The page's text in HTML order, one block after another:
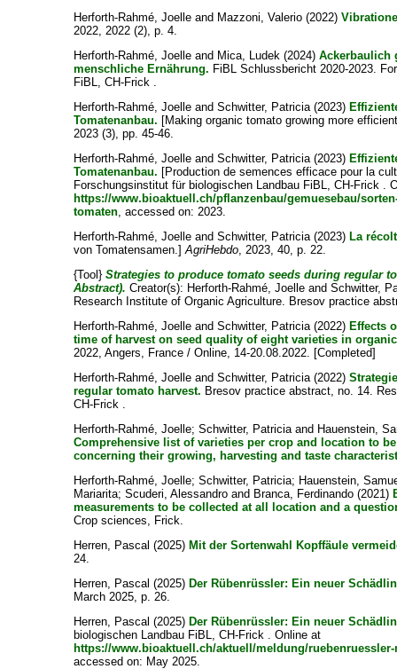
Herforth-Rahmé, Joelle and Mazzoni, Valerio (2022)
2022, 2022 (2), p. 4.
Herforth-Rahmé, Joelle and Mica, Ludek (2024)Ackerbaulich
menschliche Ernährung. FiBL Schlussbericht 2020-2023.
FiBL, CH-Frick .
Herforth-Rahmé, Joelle andSchwitter, Patricia(2023)
Tomatenanbau. [Making organic tomato growing more
2023 (3), pp. 45-46.
Herforth-Rahmé, Joelle andSchwitter, Patricia(2023)
Tomatenanbau. [Production de semences efficace pour la
Forschungsinstitut für biologischen Landbau FiBL, CH-Frick .
https://www.bioaktuell.ch/pflanzenbau/gemuesebau/
tomaten, accessed on: 2023.
Herforth-Rahmé, Joelle andSchwitter, Patricia(2023) La
von Tomatensamen.]AgriHebdo, 2023, 40, p. 22.
{Tool}Strategies to produce tomato seeds during regular
Abstract). Creator(s): Herforth-Rahmé, Joelle andSchwitter,
Research Institute of Organic Agriculture. Bresov practice
Herforth-Rahmé, Joelle andSchwitter, Patricia(2022) Effects
time of harvest on seed quality of eight varieties in
2022, Angers, France / Online, 14-20.08.2022. [Completed]
Herforth-Rahmé, Joelle andSchwitter, Patricia(2022)
regular tomato harvest. Bresov practice abstract, no. 14.
CH-Frick .
Herforth-Rahmé, Joelle;Schwitter, Patriciaand Hauenstein,
Comprehensive list of varieties per crop and location to
concerning their growing, harvesting and taste
Herforth-Rahmé, Joelle;Schwitter, Patricia; Hauenstein,
Mariarita;Scuderi, Alessandro and Branca, Ferdinando (2021)
measurements to be collected at all location and a
Crop sciences, Frick.
Herren, Pascal (2025) Mit der Sortenwahl Kopffäule
24.
Herren, Pascal (2025) Der Rübenrüssler: Ein neuer
March 2025, p. 26.
Herren, Pascal (2025) Der Rübenrüssler: Ein neuer
biologischen Landbau FiBL, CH-Frick . Online at
https://www.bioaktuell.ch/aktuell/meldung/
accessed on: May 2025.